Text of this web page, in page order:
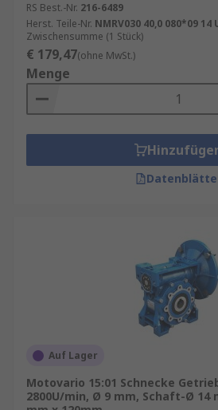
RS Best.-Nr. 216-6489
Herst. Teile-Nr. NMRV030 40,0 080*09 14
Zwischensumme (1 Stück)
€ 179,47(ohne MwSt.)
Menge
Auf Lager
Motovario 15:01 Schnecke
2800U/min, Ø 9 mm, Schaft-Ø 14